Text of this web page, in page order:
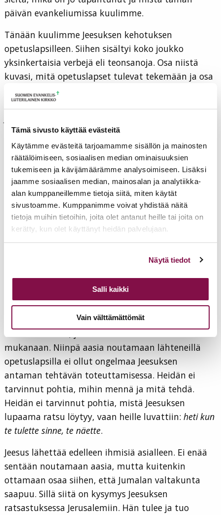
Tämä sivusto käyttää evästeitä
Käytämme evästeitä tarjoamamme sisällön ja mainosten
räätälöimiseen, sosiaalisen median ominaisuuksien
tukemiseen ja kävijämäärämme analysoimiseen. Lisäksi
jaamme sosiaalisen median, mainosalan ja analytiikka-
alan kumppaneillemme tietoja siitä, miten käytät
sivustoamme. Kumppanimme voivat yhdistää näitä
tietoja muihin tietoihin, joita olet antanut heille tai joita on
kerätty, kun olet käyttänyt heidän palvelujaan.
linkistä.
Näytä tiedot
Salli kaikki
Vain välttämättömät
päivän evankeliumissa kuulimme.
Tänään kuulimme Jeesuksen kehotuksen
opetuslapsilleen. Siihen sisältyi koko joukko
yksinkertaisia verbejä eli teonsanoja. Osa niistä
kuvasi, mitä opetuslapset tulevat tekemään ja osa
kehotti heitä tekemään jotain. Näitä verbejä olivat:
menkää – kun tulette – te näette – ottakaa ja tuokaa –
ohjeet Jeesus antoi opetuslapsilleen, ja kun nämä
menivät kylään, kaikki sujui kuin ennalta laaditun
käsikirjoituksen mukaan. Mutta oliko se valmis
käsikirjoitus, jossa opetuslapset vain ennalta
ohjelmoituina näyttelivät heille kirjoitetun osan?
Vai oliko se ennalta nähty, mutta opetuslapset
vapaasti omaa tahtoaan ja omia valintojaan
noudattaen toteuttivat sen, mitä Herra jo tiesi?
kristityn tehtävää. Ne eivät ole jääneet kerran
tapahtuneeseen maailmaan, vaan niillä on sama
merkityksensä ja tehonsa myös tämän päivän
opetuslapsia lähetettäessä. Niillä Jeesus otti
ystävänsä mukaan hänen tehtävänsä
toteuttamiseen, ja niissä hän itse oli heidän
mukanaan. Niinpä aasia noutamaan lähteneillä
opetuslapsilla ei ollut ongelmaa Jeesuksen
antaman tehtävän toteuttamisessa. Heidän ei
tarvinnut pohtia, mihin mennä ja mitä tehdä.
Heidän ei tarvinnut pohtia, mistä Jeesuksen
lupaama ratsu löytyy, vaan heille luvattiin: heti kun
te tulette sinne, te näette.
Jeesus lähettää edelleen ihmisiä asialleen. Ei enää
sentään noutamaan aasia, mutta kuitenkin
ottamaan osaa siihen, että Jumalan valtakunta
saapuu. Sillä siitä on kysymys Jeesuksen
ratsastuksessa Jerusalemiin. Hän tulee ja tuo